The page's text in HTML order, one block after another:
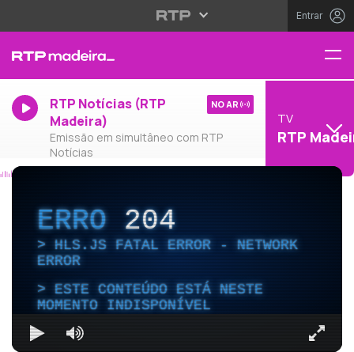
Entrar
RTP Notícias (RTP
Madeira)
Emissão em simultâneo com RTP
Notícias
NO AR
TV
RTP
ERRO204
HLS.JS FATAL ERROR - NETWORK
ERROR
ESTE CONTEÚDO ESTÁ NESTE
MOMENTO INDISPONÍVEL